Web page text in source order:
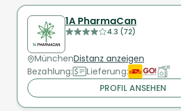
1A PharmaCan
4.3 (72)
MünchenDistanz anzeigen
Bezahlung:
Lieferung:
PROFIL ANSEHEN